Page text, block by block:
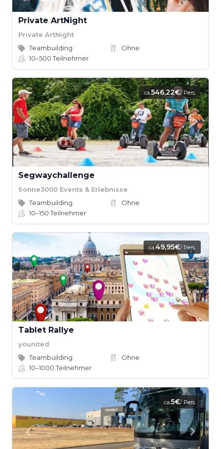
Private ArtNight
Private ArtNight
Teambuilding
Ohne
10–500Teilnehmer
ca.546,22€/ Pers.
Segwaychallenge
Sonne3000 Events & Erlebnisse
Teambuilding
Ohne
10–150Teilnehmer
ca.49,95€/ Pers.
Tablet Rallye
younited
Teambuilding
Ohne
10–1000Teilnehmer
ca.5€/ Pers.